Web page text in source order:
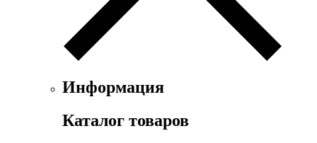
Информация
Каталог товаров